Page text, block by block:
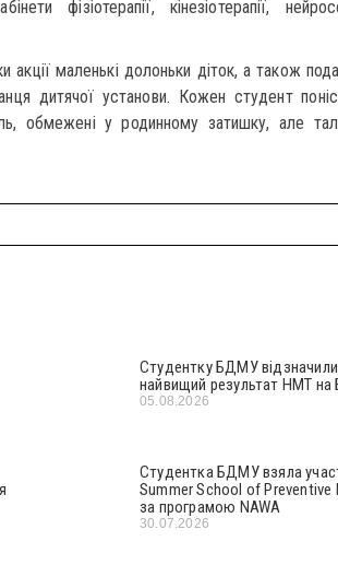
фізіотерапії, кінезіотерапії,
акції маленькі долоньки діток, а також
дитячої установи. Кожен студент
обмежені у родинному затишку, але
Студентку БДМУ
найвищий результат НМТ на
05.08.2026
Студентка БДМУ взяла
Summer School of Preventive
за програмою NAWA
30.07.2026